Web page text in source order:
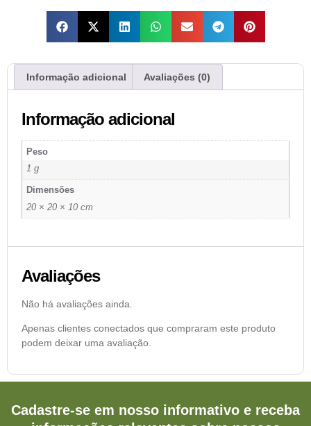
Informação adicional Avaliações (0)
Informação adicional
Peso
1 g
Dimensões
20 × 20 × 10 cm
Avaliações
Não há avaliações ainda.
Apenas clientes conectados que compraram este produto
podem deixar uma avaliação.
Cadastre-se em nosso informativo e receba